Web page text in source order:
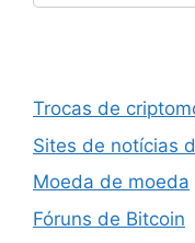
Trocas de
Sites de notícias
Moeda de moeda
Fóruns de Bitcoin